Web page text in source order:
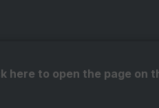
here to open the page on